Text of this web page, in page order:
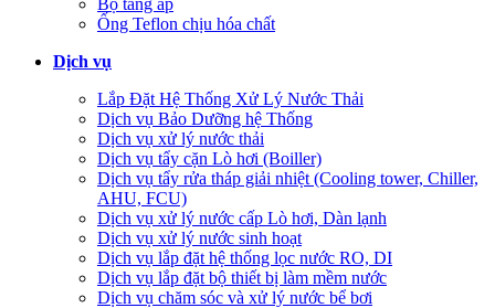
Bộ tăng áp
Ống Teflon chịu hóa chất
Dịch vụ
Lắp Đặt Hệ Thống Xử Lý Nước Thải
Dịch vụ Bảo Dưỡng hệ Thống
Dịch vụ xử lý nước thải
Dịch vụ tẩy cặn Lò hơi (Boiller)
Dịch vụ tẩy rửa tháp giải nhiệt (Cooling tower, Chiller,
AHU, FCU)
Dịch vụ xử lý nước cấp Lò hơi, Dàn lạnh
Dịch vụ xử lý nước sinh hoạt
Dịch vụ lắp đặt hệ thống lọc nước RO, DI
Dịch vụ lắp đặt bộ thiết bị làm mềm nước
Dịch vụ chăm sóc và xử lý nước bể bơi